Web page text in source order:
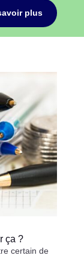
plus
ça ?
certain de